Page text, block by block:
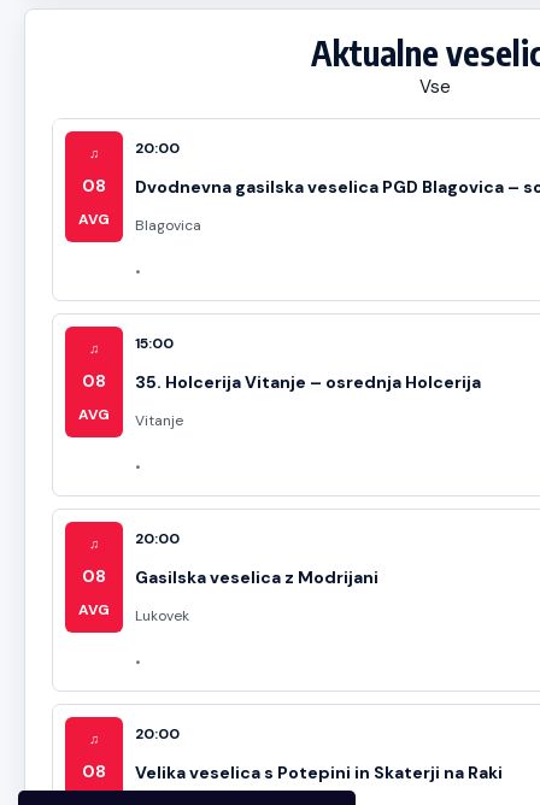
Aktualne
Vse
♫
08
AVG
20:00
Dvodnevna gasilska veselica PGD Blagovica –
Blagovica
♫
08
AVG
15:00
35. Holcerija Vitanje – osrednja Holcerija
Vitanje
♫
08
AVG
20:00
Gasilska veselica z Modrijani
Lukovek
♫
08
20:00
Velika veselica s Potepini in Skaterji na Raki